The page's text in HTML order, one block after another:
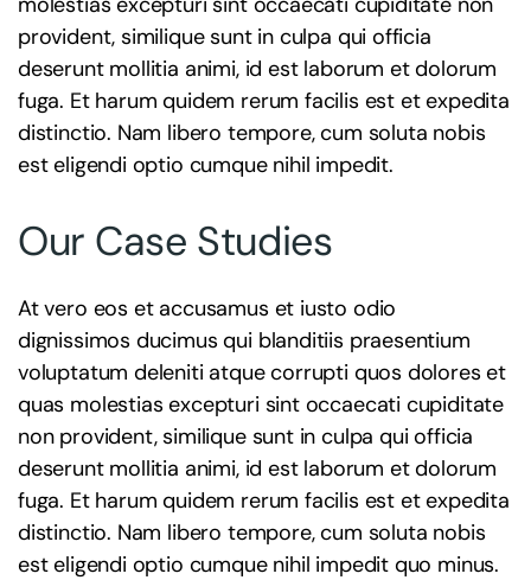
provident, similique sunt in culpa qui officia
deserunt mollitia animi, id est laborum et dolorum
fuga. Et harum quidem rerum facilis est et expedita
distinctio. Nam libero tempore, cum soluta nobis
est eligendi optio cumque nihil impedit.
Our Case Studies
At vero eos et accusamus et iusto odio
dignissimos ducimus qui blanditiis praesentium
voluptatum deleniti atque corrupti quos dolores et
quas molestias excepturi sint occaecati cupiditate
non provident, similique sunt in culpa qui officia
deserunt mollitia animi, id est laborum et dolorum
fuga. Et harum quidem rerum facilis est et expedita
distinctio. Nam libero tempore, cum soluta nobis
est eligendi optio cumque nihil impedit quo minus.